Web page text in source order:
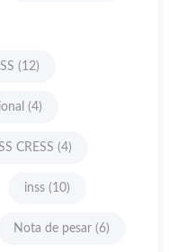
(12)
(4)
CRESS (4)
inss (10)
Nota de pesar (6)